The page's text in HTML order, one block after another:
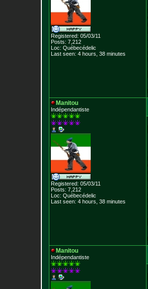
Registered: 05/03/11
Posts: 7,212
Loc: Québecédelic
Last seen: 4 hours, 38 minutes
Manitou
Indépendantiste
Registered: 05/03/11
Posts: 7,212
Loc: Québecédelic
Last seen: 4 hours, 38 minutes
Manitou
Indépendantiste